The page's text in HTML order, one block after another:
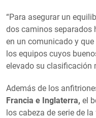
“Para asegurar un
dos caminos separados
en un comunicado y
los equipos cuyos
elevado su clasificación
Además de los
Francia e Inglaterra, el
los cabeza de serie de